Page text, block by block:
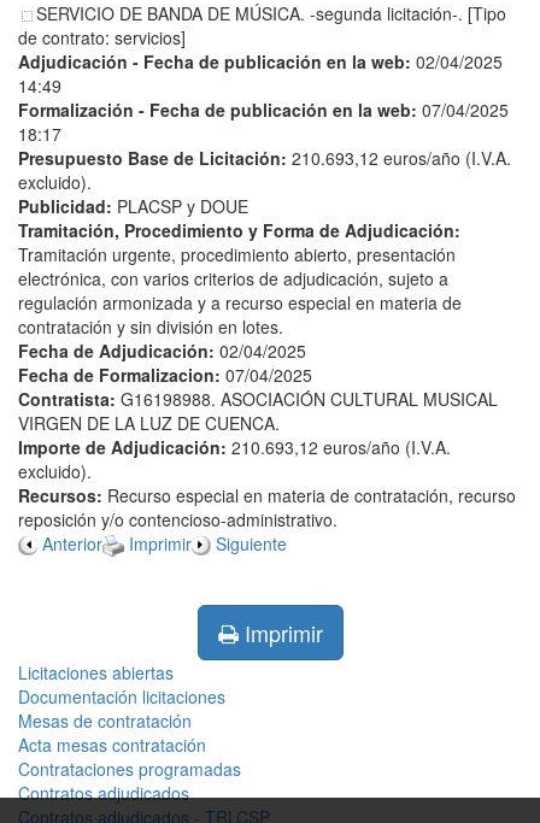
SERVICIO DE BANDA DE MÚSICA. -segunda licitación-. [Tipo
de contrato: servicios]
Adjudicación - Fecha de publicación en la web: 02/04/2025
14:49
Formalización - Fecha de publicación en la web: 07/04/2025
18:17
Presupuesto Base de Licitación: 210.693,12 euros/año (I.V.A.
excluido).
Publicidad: PLACSP y DOUE
Tramitación, Procedimiento y Forma de Adjudicación:
Tramitación urgente, procedimiento abierto, presentación
electrónica, con varios criterios de adjudicación, sujeto a
regulación armonizada y a recurso especial en materia de
contratación y sin división en lotes.
Fecha de Adjudicación: 02/04/2025
Fecha de Formalizacion: 07/04/2025
Contratista: G16198988. ASOCIACIÓN CULTURAL MUSICAL
VIRGEN DE LA LUZ DE CUENCA.
Importe de Adjudicación: 210.693,12 euros/año (I.V.A.
excluido).
Recursos: Recurso especial en materia de contratación, recurso
reposición y/o contencioso-administrativo.
Anterior
Imprimir Siguiente
Imprimir
Licitaciones abiertas
Documentación licitaciones
Mesas de contratación
Acta mesas contratación
Contrataciones programadas
Contratos adjudicados
Contratos adjudicados - TRLCSP